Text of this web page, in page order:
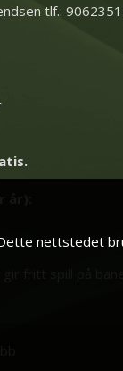
tlf.:
nettstedet